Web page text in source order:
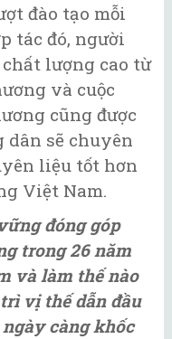
đào tạo mỗi
tác đó, người
lượng cao từ
và cuộc
cũng được
sẽ chuyên
liệu tốt hơn
Việt Nam.
đóng góp
trong 26 năm
và làm thế nào
vị thế dẫn đầu
càng khốc